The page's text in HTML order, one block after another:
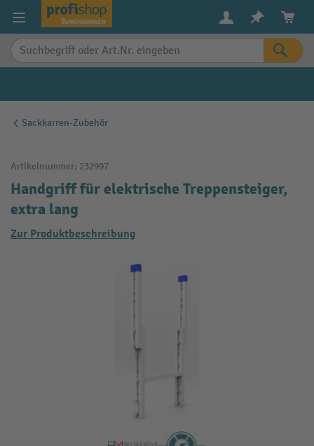
springen
Sackkarren-Zubehör
Artikelnummer: 232997
Handgriff für elektrische Treppensteiger,
extra lang
Zur Produktbeschreibung